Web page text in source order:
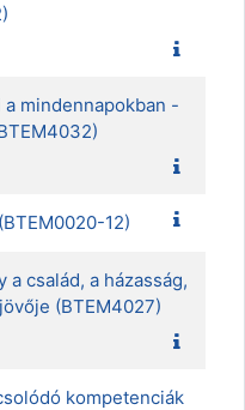
mindennapokban -
12)
a család, a házasság,
(BTEM4027)
kompetenciák